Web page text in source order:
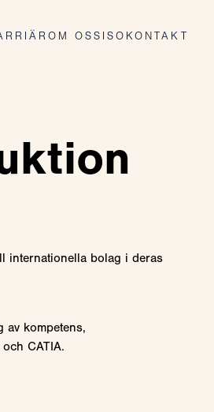
OM OSS ISO KONTAKT
internationella bolag i deras
av kompetens,
CATIA.